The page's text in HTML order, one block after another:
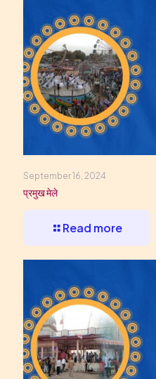
September 16, 2024
प्रमुख मेले
Read more